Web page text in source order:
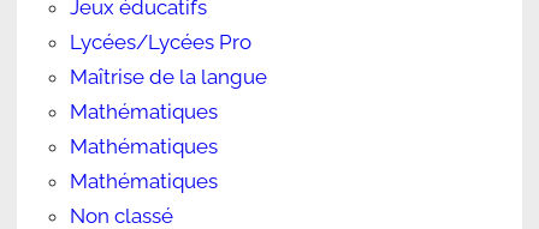
Jeux éducatifs
Lycées/Lycées Pro
Maîtrise de la langue
Mathématiques
Mathématiques
Mathématiques
Non classé